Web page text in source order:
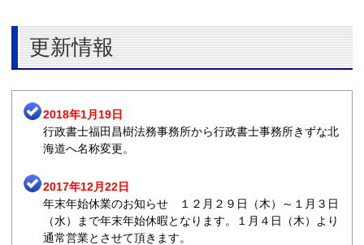
更新情報
2018年1月19日
行政書士福田昌樹法務事務所から行政書士事務所きずな北
海道へ名称変更。
2017年12月22日
年末年始休業のお知らせ １２月２９日（木）～１月３日
（水）まで年末年始休暇となります。１月４日（木）より
通常営業とさせて頂きます。